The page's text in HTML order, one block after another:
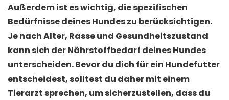
Außerdem ist es wichtig, die spezifischen
Bedürfnisse deines Hundes zu berücksichtigen.
Je nach Alter, Rasse und Gesundheitszustand
kann sich der Nährstoffbedarf deines Hundes
unterscheiden. Bevor du dich für ein Hundefutter
entscheidest, solltest du daher mit einem
Tierarzt sprechen, um sicherzustellen, dass du